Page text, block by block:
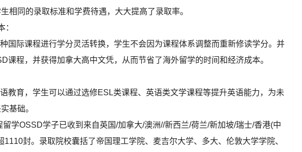
相同的录取标准和学费待遇，大大提高了录取率。
际课程进行学分灵活转换，学生不会因为课程体系调整而重新修读学分。并
课程，并获得加拿大高中文凭，从而节省了海外留学的时间和经济成本。
育，学生可以通过选修ESL类课程、英语类文学课程等提升英语能力，为未
基础。
OSSD学子已收到来自英国/加拿大/澳洲//新西兰/荷兰/新加坡/瑞士/香港(中
1110封。录取院校囊括了帝国理工学院、麦吉尔大学、多大、伦敦大学学院、